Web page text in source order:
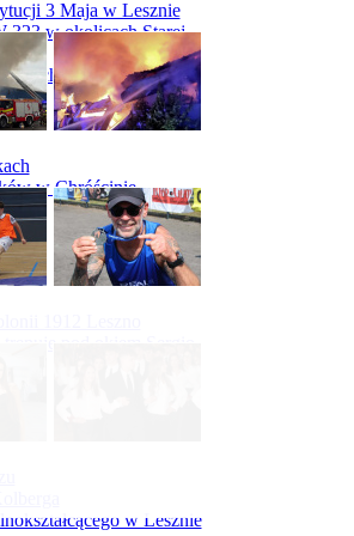
3 Maja w Lesznie
323 w okolicach Starej
w Chróścinie
w Lesznie